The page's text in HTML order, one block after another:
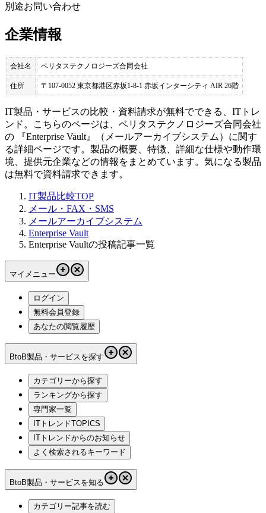
別途お問い合わせ
企業情報
会社名 ベリタステクノロジーズ合同会社
住所 〒107-0052 東京都港区赤坂1-8-1 赤坂インターシティ AIR 26階
IT製品・サービスの比較・資料請求が無料でできる、ITトレ
ンド。こちらのページは、 ベリタステクノロジーズ合同会社
の 『Enterprise Vault 』（ メールアーカイブシステム ）に関す
る詳細ページです。製品の概要、特徴、詳細な仕様や動作環
境、提供元企業などの情報をまとめています。気になる製品
は無料で資料請求できます。
IT製品比較TOP
メール・FAX・SMS
メールアーカイブシステム
Enterprise Vault
Enterprise Vaultの投稿記事一覧
マイメニュー
ログイン
無料会員登録
あなたの閲覧履歴
BtoB製品・サービスを探す
カテゴリーから探す
ランキングから探す
専門家一覧
ITトレンドTOPICS
ITトレンドからのお知らせ
よく検索されるキーワード
BtoB製品・サービスを知る
カテゴリー記事を読む